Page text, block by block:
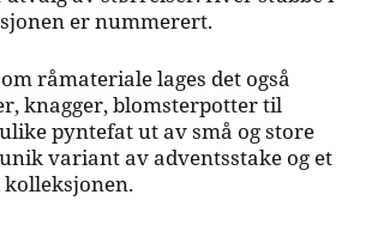
er nummerert.
råmateriale lages det også
knagger, blomsterpotter til
pyntefat ut av små og store
variant av adventsstake og et